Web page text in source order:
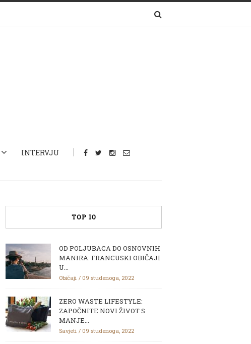
INTERVJU
TOP 10
OD POLJUBACA DO OSNOVNIH
MANIRA: FRANCUSKI OBIČAJI
U...
Običaji 09 studenoga, 2022
ZERO WASTE LIFESTYLE:
ZAPOČNITE NOVI ŽIVOT S
MANJE...
Savjeti 09 studenoga, 2022